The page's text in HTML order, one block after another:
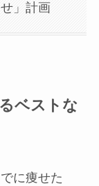
」計画
ベストな
に痩せた